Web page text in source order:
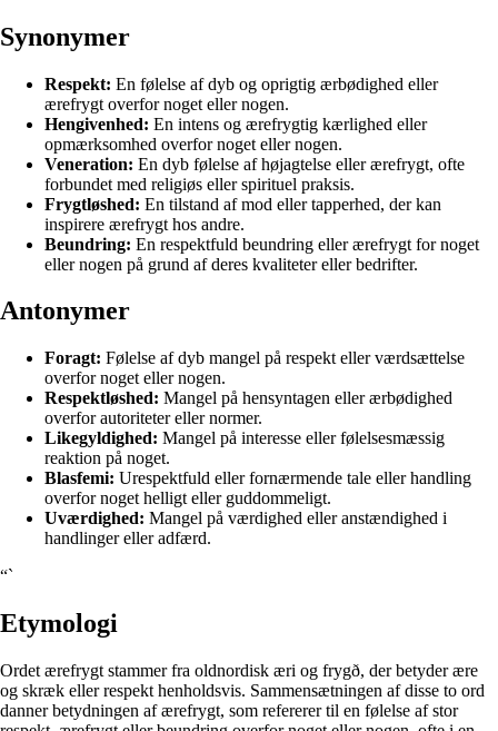
Synonymer
Respekt: En følelse af dyb og oprigtig ærbødighed eller
ærefrygt overfor noget eller nogen.
Hengivenhed: En intens og ærefrygtig kærlighed eller
opmærksomhed overfor noget eller nogen.
Veneration: En dyb følelse af højagtelse eller ærefrygt, ofte
forbundet med religiøs eller spirituel praksis.
Frygtløshed: En tilstand af mod eller tapperhed, der kan
inspirere ærefrygt hos andre.
Beundring: En respektfuld beundring eller ærefrygt for noget
eller nogen på grund af deres kvaliteter eller bedrifter.
Antonymer
Foragt: Følelse af dyb mangel på respekt eller værdsættelse
overfor noget eller nogen.
Respektløshed: Mangel på hensyntagen eller ærbødighed
overfor autoriteter eller normer.
Likegyldighed: Mangel på interesse eller følelsesmæssig
reaktion på noget.
Blasfemi: Urespektfuld eller fornærmende tale eller handling
overfor noget helligt eller guddommeligt.
Uværdighed: Mangel på værdighed eller anstændighed i
handlinger eller adfærd.
“`
Etymologi
Ordet ærefrygt stammer fra oldnordisk æri og frygð, der betyder ære
og skræk eller respekt henholdsvis. Sammensætningen af disse to ord
danner betydningen af ærefrygt, som refererer til en følelse af stor